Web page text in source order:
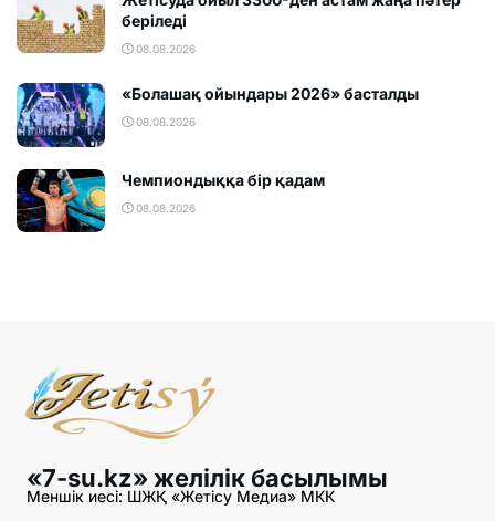
беріледі
08.08.2026
«Болашақ ойындары 2026» басталды
08.08.2026
Чемпиондыққа бір қадам
08.08.2026
«7-su.kz» желілік басылымы
Меншік иесі: ШЖҚ «Жетісу Медиа» МКК